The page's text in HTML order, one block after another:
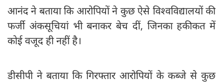
आनंद ने बताया कि आरोपियों ने कुछ ऐसे विश्वविद्यालयों की
फर्जी अंकसूचियां भी बनाकर बेच दीं, जिनका हकीकत में
कोई वजूद ही नहीं है।
डीसीपी ने बताया कि गिरफ्तार आरोपियों के कब्जे से कुछ